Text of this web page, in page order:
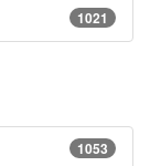
1021
1053